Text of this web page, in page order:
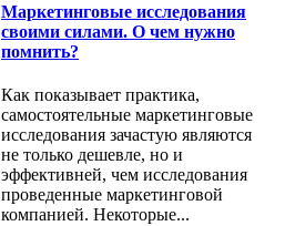
Маркетинговые исследования
своими силами. О чем нужно
помнить?
Как показывает практика,
самостоятельные маркетинговые
исследования зачастую являются
не только дешевле, но и
эффективней, чем исследования
проведенные маркетинговой
компанией. Некоторые...